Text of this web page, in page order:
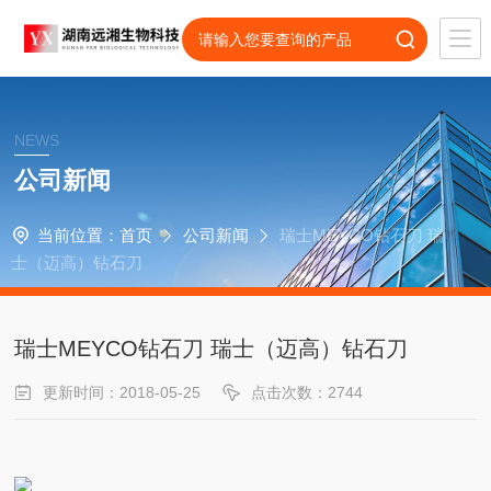
NEWS
公司新闻
当前位置： 首页 公司新闻
瑞士MEYCO钻石刀 瑞
士（迈高）钻石刀
瑞士MEYCO钻石刀 瑞士（迈高）钻石刀
更新时间：2018-05-25 点击次数：2744